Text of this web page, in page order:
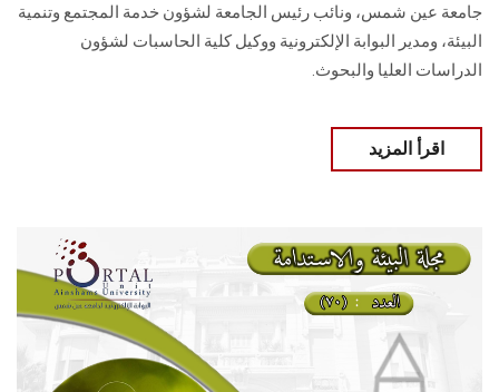
جامعة عين شمس، ونائب رئيس الجامعة لشؤون خدمة المجتمع وتنمية
البيئة، و‏مدير البوابة الإلكترونية ووكيل كلية الحاسبات لشؤون
الدراسات العليا ‏والبحوث‎.‎
اقرأ المزيد